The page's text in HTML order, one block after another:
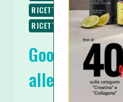
RICETTE SENZA GLUTINE
RICETTE VEGETARIANE
Good
alle Fragole